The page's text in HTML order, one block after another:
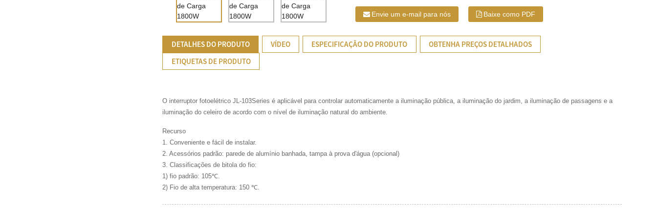
Envie um e-mail para nós Baixe como PDF
DETALHES DO PRODUTO VÍDEO ESPECIFICAÇÃO DO PRODUTO
OBTENHA PREÇOS DETALHADOS
ETIQUETAS DE PRODUTO
O interruptor fotoelétrico JL-103Series é aplicável para controlar automaticamente a iluminação pública, a iluminação do jardim, a iluminação de passagens e a
iluminação do celeiro de acordo com o nível de iluminação natural do ambiente.
Recurso
1. Conveniente e fácil de instalar.
2. Acessórios padrão: parede de alumínio banhada, tampa à prova d'água (opcional)
3. Classificações de bitola do fio:
1) fio padrão: 105℃.
2) Fio de alta temperatura: 150 ℃.